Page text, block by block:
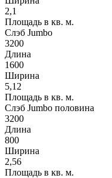
2,1
Площадь в кв. м.
Слэб Jumbo
3200
Длина
1600
Ширина
5,12
Площадь в кв. м.
Слэб Jumbo половина
3200
Длина
800
Ширина
2,56
Площадь в кв. м.